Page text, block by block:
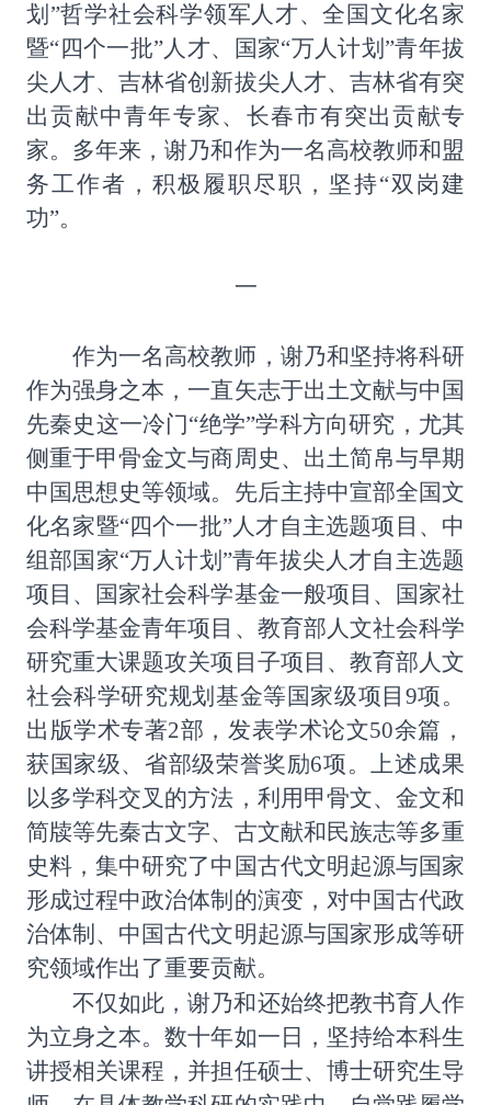
划”哲学社会科学领军人才、全国文化名家
暨“四个一批”人才、国家“万人计划”青年拔
尖人才、吉林省创新拔尖人才、吉林省有突
出贡献中青年专家、长春市有突出贡献专
家。多年来，谢乃和作为一名高校教师和盟
务工作者，积极履职尽职，坚持“双岗建
功”。
一
作为一名高校教师，谢乃和坚持将科研
作为强身之本，一直矢志于出土文献与中国
先秦史这一冷门“绝学”学科方向研究，尤其
侧重于甲骨金文与商周史、出土简帛与早期
中国思想史等领域。先后主持中宣部全国文
化名家暨“四个一批”人才自主选题项目、中
组部国家“万人计划”青年拔尖人才自主选题
项目、国家社会科学基金一般项目、国家社
会科学基金青年项目、教育部人文社会科学
研究重大课题攻关项目子项目、教育部人文
社会科学研究规划基金等国家级项目 9项。
出版学术专著2部，发表学术论文50余篇，
获国家级、省部级荣誉奖励6项。上述成果
以多学科交叉的方法，利用甲骨文、金文和
简牍等先秦古文字、古文献和民族志等多重
史料，集中研究了中国古代文明起源与国家
形成过程中政治体制的演变，对中国古代政
治体制、中国古代文明起源与国家形成等研
究领域作出了重要贡献。
不仅如此，谢乃和还始终把教书育人作
为立身之本。数十年如一日，坚持给本科生
讲授相关课程，并担任硕士、博士研究生导